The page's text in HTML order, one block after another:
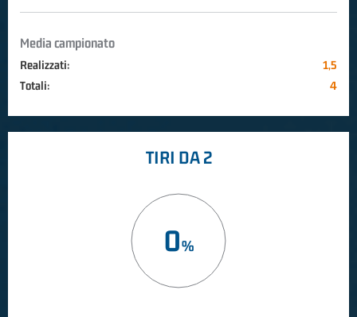
Media campionato
Realizzati:
1,5
Totali:
4
TIRI DA 2
0